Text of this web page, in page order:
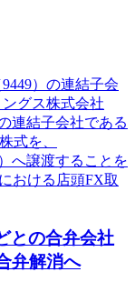
）の連結子会
グス株式会社
連結子会社である
式を、
へ譲渡することを
おける店頭FX取
との合弁会社
弁解消へ